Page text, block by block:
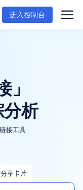
进入控制台
」
析
接工具
享卡片